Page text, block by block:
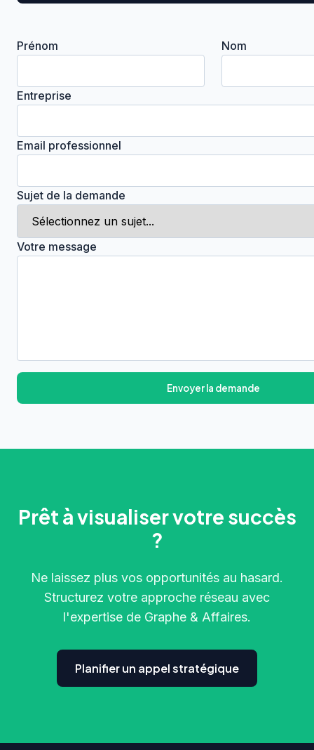
Prénom Nom
Entreprise
Email professionnel
Sujet de la demande
Votre message
Envoyer la demande
Prêt à visualiser votre succès
?
Ne laissez plus vos opportunités au hasard.
Structurez votre approche réseau avec
l'expertise de Graphe & Affaires.
Planifier un appel stratégique